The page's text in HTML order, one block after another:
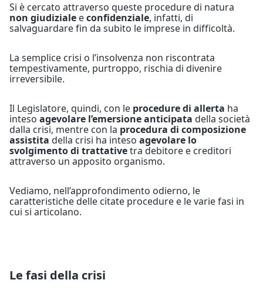
Si è cercato attraverso queste procedure di natura
non giudiziale econfidenziale, infatti, di
salvaguardare fin da subito le imprese in difficoltà.
La semplice crisi o l’insolvenza non riscontrata
tempestivamente, purtroppo, rischia di divenire
irreversibile.
Il Legislatore, quindi, con le procedure di allerta ha
inteso agevolare l’emersione anticipata della società
dalla crisi, mentre con la procedura di composizione
assistita della crisi ha inteso agevolare lo
svolgimento di trattativetra debitore e creditori
attraverso un apposito organismo.
Vediamo, nell’approfondimento odierno, le
caratteristiche delle citate procedure e le varie fasi in
cui si articolano.
Le fasi della crisi